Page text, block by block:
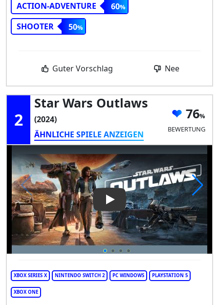
ACTION-ADVENTURE
60
SHOOTER
50
Guter Vorschlag Nee
2
Star Wars Outlaws
(2024)
ÄHNLICHE SPIELE ANZEIGEN
76
BEWERTUNG
Play Video: Star Wars
XBOX SERIES X NINTENDO SWITCH 2 PC WINDOWS PLAYSTATION 5
XBOX ONE